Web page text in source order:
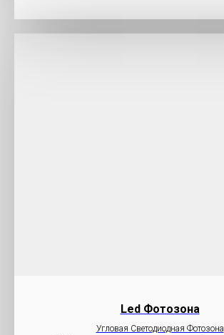
Led Фотозона
Угловая Светодиодная Фотозона